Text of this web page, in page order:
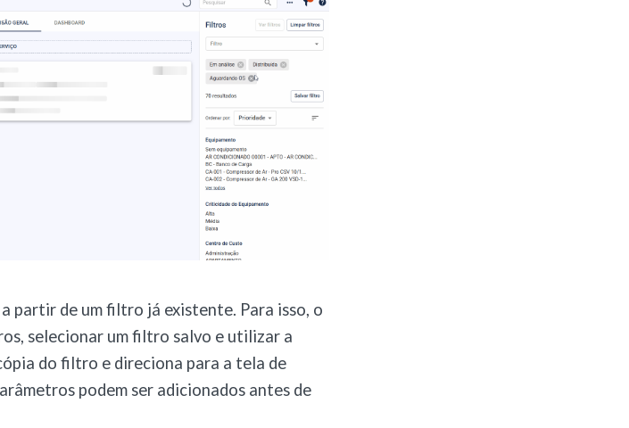
partir de um filtro já existente. Para isso, o
selecionar um filtro salvo e utilizar a
do filtro e direciona para a tela de
podem ser adicionados antes de